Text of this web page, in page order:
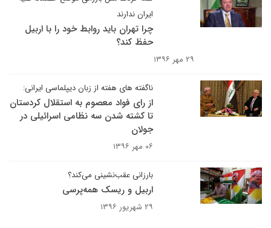
ایران ندارند
چرا تهران باید روابط خود را با اربیل
حفظ کند؟
۲۹ مهر ۱۳۹۶
ناگفته های هفته از زبان دیپلماسی ایرانی:
از رای فواد معصوم به استقلال کردستان
تا کشته شدن سه نظامی اسرائیلی در
جولان
۰۶ مهر ۱۳۹۶
بارزانی عقب‌نشینی می‌کند؟
اربیل و ریسک همه‌پرسی
۲۹ شهریور ۱۳۹۶